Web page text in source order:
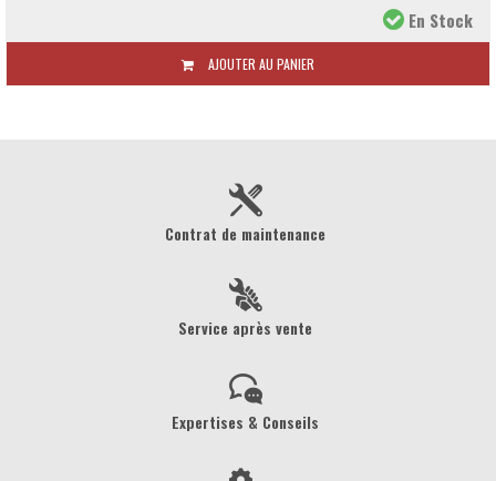
En Stock
AJOUTER AU PANIER
Contrat de maintenance
Service après vente
Expertises & Conseils